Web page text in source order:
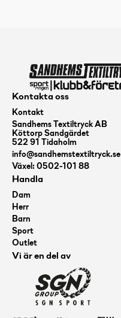
Kontakta oss
Kontakt
Sandhems Textiltryck AB
Köttorp Sandgärdet
522 91 Tidaholm
info@sandhemstextiltryck.se
Växel: 0502-101 88
Handla
Dam
Herr
Barn
Sport
Outlet
Vi är en del av